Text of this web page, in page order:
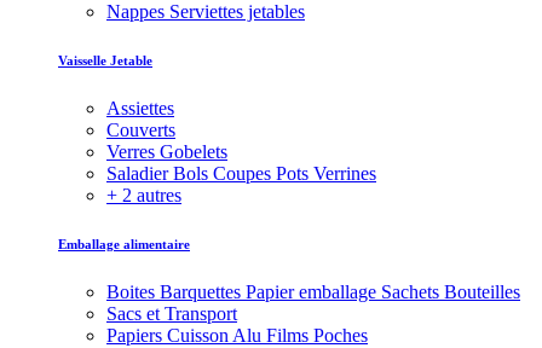
Nappes Serviettes jetables
Vaisselle Jetable
Assiettes
Couverts
Verres Gobelets
Saladier Bols Coupes Pots Verrines
+ 2 autres
Emballage alimentaire
Boites Barquettes Papier emballage Sachets Bouteilles
Sacs et Transport
Papiers Cuisson Alu Films Poches